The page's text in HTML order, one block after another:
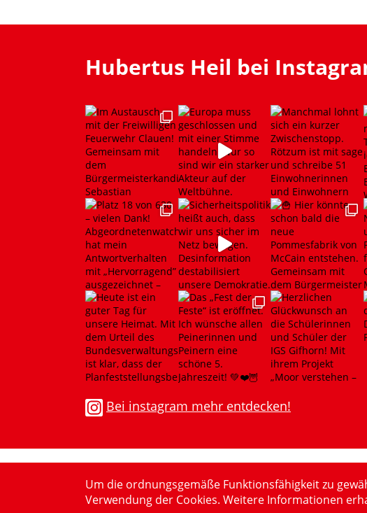
Hubertus Heil bei
Bei instagram mehr entdecken!
Um die ordnungsgemäße Funktionsfähigkeit zu
Verwendung der Cookies. Weitere Informationen